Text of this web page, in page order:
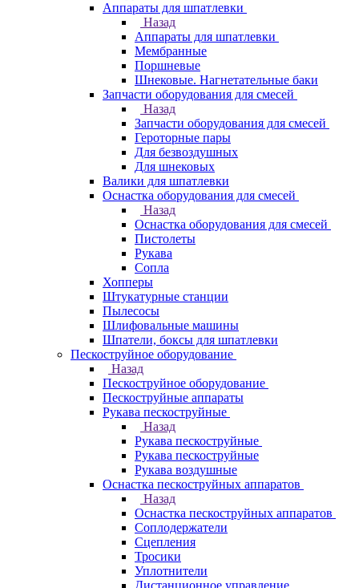
Аппараты для шпатлевки
Назад
Аппараты для шпатлевки
Мембранные
Поршневые
Шнековые. Нагнетательные баки
Запчасти оборудования для смесей
Назад
Запчасти оборудования для смесей
Героторные пары
Для безвоздушных
Для шнековых
Валики для шпатлевки
Оснастка оборудования для смесей
Назад
Оснастка оборудования для смесей
Пистолеты
Рукава
Сопла
Хопперы
Штукатурные станции
Пылесосы
Шлифовальные машины
Шпатели, боксы для шпатлевки
Пескоструйное оборудование
Назад
Пескоструйное оборудование
Пескоструйные аппараты
Рукава пескоструйные
Назад
Рукава пескоструйные
Рукава пескоструйные
Рукава воздушные
Оснастка пескоструйных аппаратов
Назад
Оснастка пескоструйных аппаратов
Соплодержатели
Сцепления
Тросики
Уплотнители
Дистанционное управление